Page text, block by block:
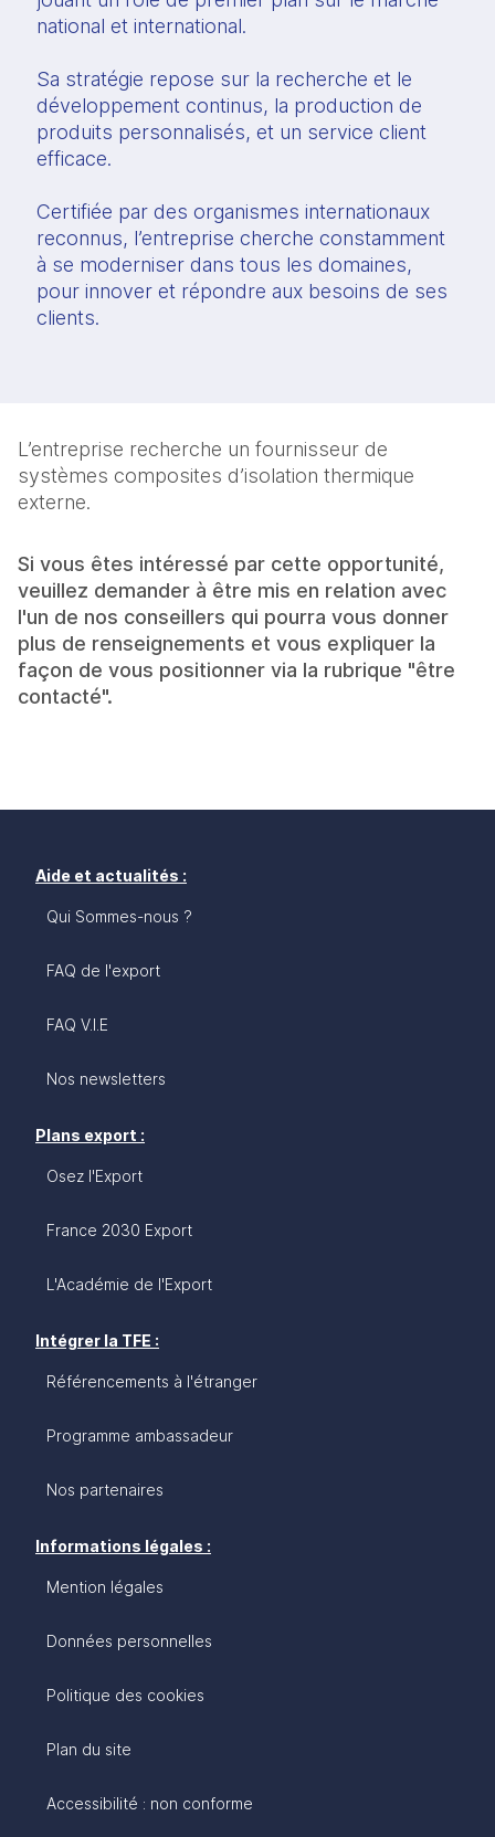
national et international.
Sa stratégie repose sur la recherche et le
développement continus, la production de
produits personnalisés, et un service client
efficace.
Certifiée par des organismes internationaux
reconnus, l’entreprise cherche constamment
à se moderniser dans tous les domaines,
pour innover et répondre aux besoins de ses
clients.
L’entreprise recherche un fournisseur de
systèmes composites d’isolation thermique
externe.
Si vous êtes intéressé par cette opportunité,
veuillez demander à être mis en relation avec
l'un de nos conseillers qui pourra vous donner
plus de renseignements et vous expliquer la
façon de vous positionner via la rubrique "être
contacté".
Aide et actualités :
Qui Sommes-nous ?
FAQ de l'export
FAQ V.I.E
Nos newsletters
Plans export :
Osez l'Export
France 2030 Export
L'Académie de l'Export
Intégrer la TFE :
Référencements à l'étranger
Programme ambassadeur
Nos partenaires
Informations légales :
Mention légales
Données personnelles
Politique des cookies
Plan du site
Accessibilité : non conforme